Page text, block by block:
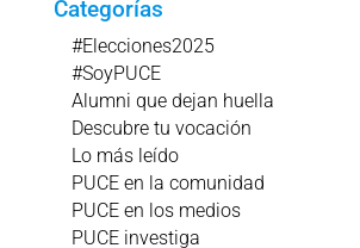
Categorías
#Elecciones2025
#SoyPUCE
Alumni que dejan huella
Descubre tu vocación
Lo más leído
PUCE en la comunidad
PUCE en los medios
PUCE investiga